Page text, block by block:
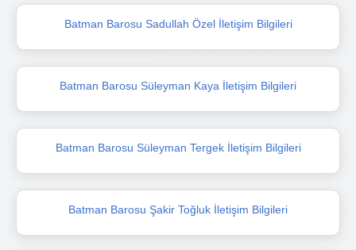
Batman Barosu Sadullah Özel İletişim Bilgileri
Batman Barosu Süleyman Kaya İletişim Bilgileri
Batman Barosu Süleyman Tergek İletişim Bilgileri
Batman Barosu Şakir Toğluk İletişim Bilgileri